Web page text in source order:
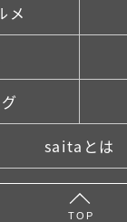
メ
saitaとは
TOP